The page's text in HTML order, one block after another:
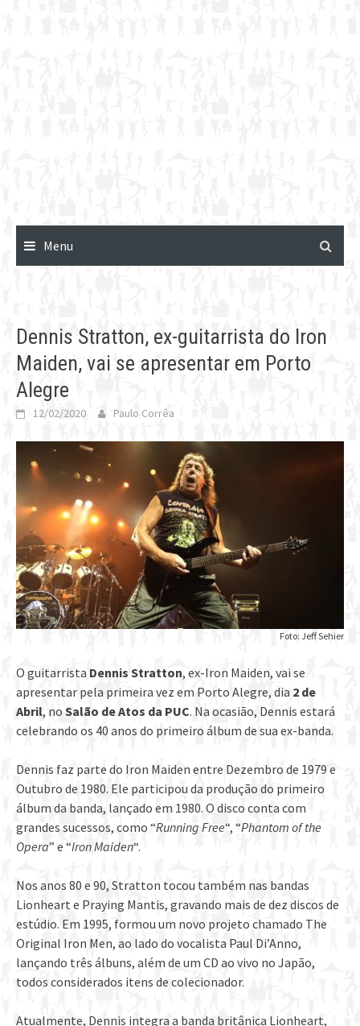
Menu
Dennis Stratton, ex-guitarrista do Iron
Maiden, vai se apresentar em Porto
Alegre
12/02/2020 Paulo Corrêa
Foto: Jeff Sehier
O guitarrista Dennis Stratton, ex-Iron Maiden, vai se
apresentar pela primeira vez em Porto Alegre, dia 2 de
Abril, no Salão de Atos da PUC. Na ocasião, Dennis estará
celebrando os 40 anos do primeiro álbum de sua ex-banda.
Dennis faz parte do Iron Maiden entre Dezembro de 1979 e
Outubro de 1980. Ele participou da produção do primeiro
álbum da banda, lançado em 1980. O disco conta com
grandes sucessos, como “Running Free“, “Phantom of the
Opera” e “Iron Maiden“.
Nos anos 80 e 90, Stratton tocou também nas bandas
Lionheart e Praying Mantis, gravando mais de dez discos de
estúdio. Em 1995, formou um novo projeto chamado The
Original Iron Men, ao lado do vocalista Paul Di’Anno,
lançando três álbuns, além de um CD ao vivo no Japão,
todos considerados itens de colecionador.
Atualmente, Dennis integra a banda britânica Lionheart,